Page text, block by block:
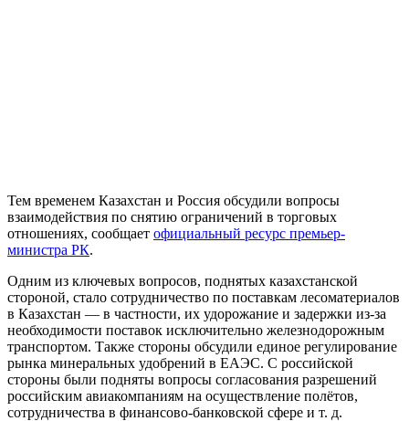
Тем временем Казахстан и Россия обсудили вопросы
взаимодействия по снятию ограничений в торговых
отношениях, сообщает официальный ресурс премьер-
министра РК.
Одним из ключевых вопросов, поднятых казахстанской
стороной, стало сотрудничество по поставкам лесоматериалов
в Казахстан — в частности, их удорожание и задержки из-за
необходимости поставок исключительно железнодорожным
транспортом. Также стороны обсудили единое регулирование
рынка минеральных удобрений в ЕАЭС. С российской
стороны были подняты вопросы согласования разрешений
российским авиакомпаниям на осуществление полётов,
сотрудничества в финансово-банковской сфере и т. д.